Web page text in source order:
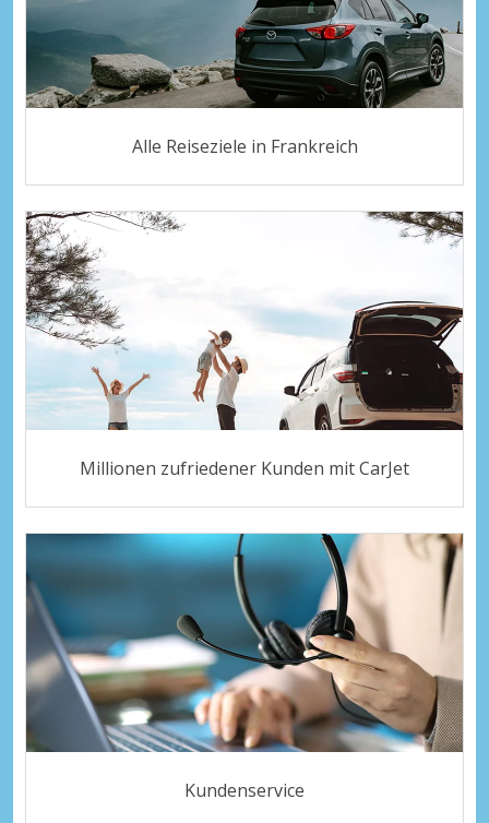
Alle Reiseziele in Frankreich
Millionen zufriedener Kunden mit CarJet
Kundenservice